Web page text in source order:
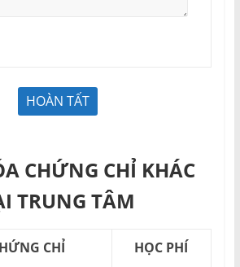
CHỨNG CHỈ KHÁC
TRUNG TÂM
CHỈ HỌC PHÍ